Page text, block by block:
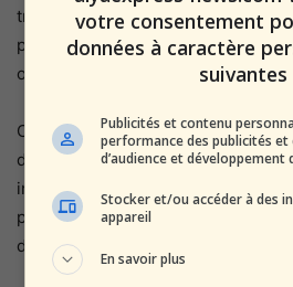
traitement réservé aux terroristes
pas fait amende honorable
otages ont été libérés.
Cette organisation satanique
du bien-être des terroristes
innocents retenus en otage dans
par des personnes sanguinaires
de leur famille !
votre consentement
données à caractère
suivantes
Publicités et contenu
performance des publicités et
d’audience et développement
Stocker et/ou accéder à des
appareil
En savoir plus